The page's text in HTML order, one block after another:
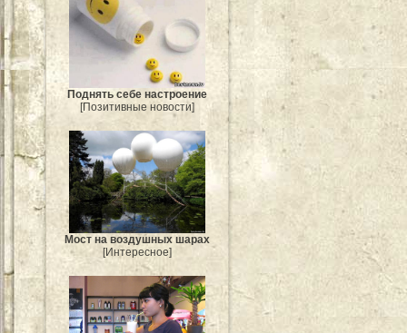
Поднять себе настроение
[Позитивные новости]
Мост на воздушных шарах
[Интересное]